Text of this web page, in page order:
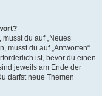
du auf „Neues
musst du auf „Antworten“
ist, bevor du einen
jeweils am Ende der
darfst neue Themen